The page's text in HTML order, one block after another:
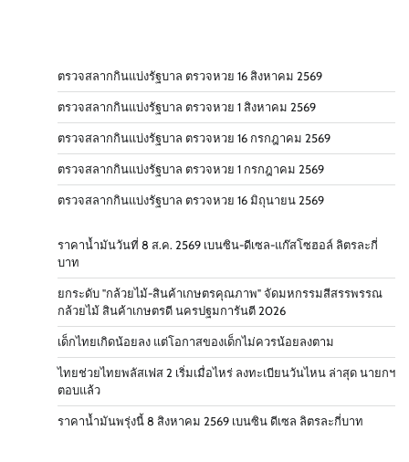
ตรวจสลากกินแบ่งรัฐบาล ตรวจหวย 16 สิงหาคม 2569
ตรวจสลากกินแบ่งรัฐบาล ตรวจหวย 1 สิงหาคม 2569
ตรวจสลากกินแบ่งรัฐบาล ตรวจหวย 16 กรกฎาคม 2569
ตรวจสลากกินแบ่งรัฐบาล ตรวจหวย 1 กรกฎาคม 2569
ตรวจสลากกินแบ่งรัฐบาล ตรวจหวย 16 มิถุนายน 2569
ราคาน้ำมันวันที่ 8 ส.ค. 2569 เบนซิน-ดีเซล-แก๊สโซฮอล์ ลิตรละกี่
บาท
ยกระดับ "กล้วยไม้-สินค้าเกษตรคุณภาพ" จัดมหกรรมสีสรรพรรณ
กล้วยไม้ สินค้าเกษตรดี นครปฐมการันตี 2026
เด็กไทยเกิดน้อยลง แต่โอกาสของเด็กไม่ควรน้อยลงตาม
ไทยช่วยไทยพลัสเฟส 2 เริ่มเมื่อไหร่ ลงทะเบียนวันไหน ล่าสุด นายกฯ
ตอบแล้ว
ราคาน้ำมันพรุ่งนี้ 8 สิงหาคม 2569 เบนซิน ดีเซล ลิตรละกี่บาท